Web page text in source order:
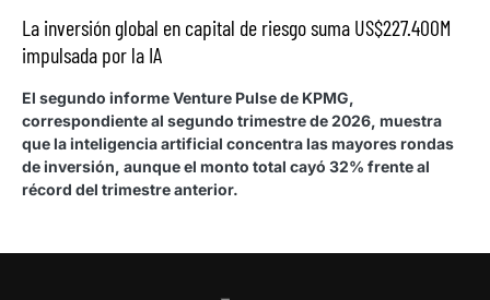
La inversión global en capital de riesgo suma US$227.400M
impulsada por la IA
El segundo informe Venture Pulse de KPMG,
correspondiente al segundo trimestre de 2026, muestra
que la inteligencia artificial concentra las mayores rondas
de inversión, aunque el monto total cayó 32% frente al
récord del trimestre anterior.